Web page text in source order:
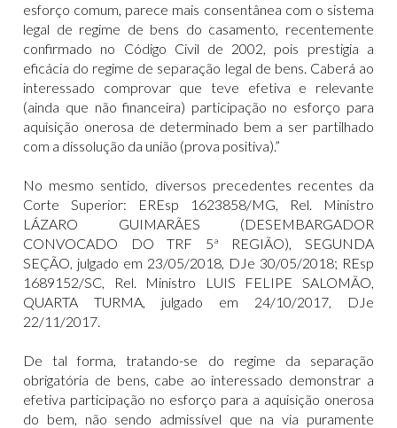
esforço comum, parece mais consentânea com o sistema
legal de regime de bens do casamento, recentemente
confirmado no Código Civil de 2002, pois prestigia a
eficácia do regime de separação legal de bens. Caberá ao
interessado comprovar que teve efetiva e relevante
(ainda que não financeira) participação no esforço para
aquisição onerosa de determinado bem a ser partilhado
com a dissolução da união (prova positiva).”
No mesmo sentido, diversos precedentes recentes da
Corte Superior: EREsp 1623858/MG, Rel. Ministro
LÁZARO GUIMARÃES (DESEMBARGADOR
CONVOCADO DO TRF 5ª REGIÃO), SEGUNDA
SEÇÃO, julgado em 23/05/2018, DJe 30/05/2018; REsp
1689152/SC, Rel. Ministro LUIS FELIPE SALOMÃO,
QUARTA TURMA, julgado em 24/10/2017, DJe
22/11/2017.
De tal forma, tratando-se do regime da separação
obrigatória de bens, cabe ao interessado demonstrar a
efetiva participação no esforço para a aquisição onerosa
do bem, não sendo admissível que na via puramente